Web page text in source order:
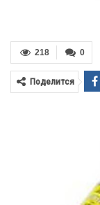
0
218
Поделится